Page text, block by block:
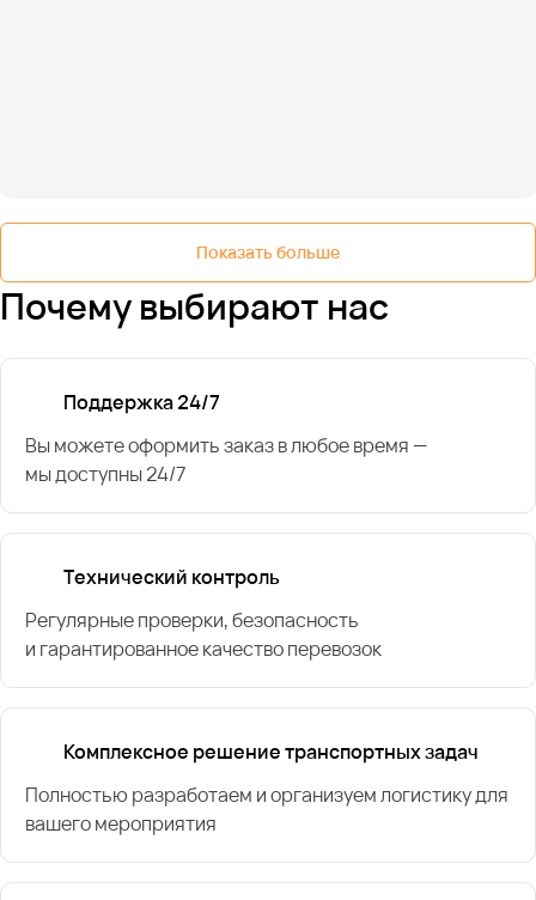
Показать больше
Почему выбирают нас
Поддержка 24/7
Вы можете оформить заказ в любое время —
мы доступны 24/7
Технический контроль
Регулярные проверки, безопасность
и гарантированное качество перевозок
Комплексное решение транспортных задач
Полностью разработаем и организуем логистику для
вашего мероприятия